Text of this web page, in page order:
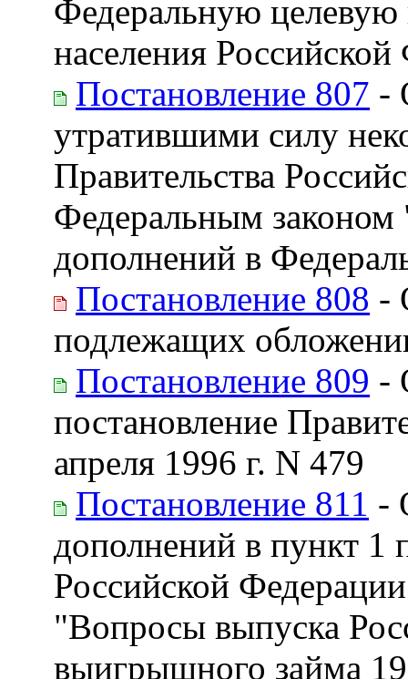
Федеральную целевую
населения
Постановление 807 -
утратившими силу
Правительства
Федеральным
дополнений в
Постановление 808 -
подлежащих
Постановление 809 -
постановление
апреля 1996 г. N 479
Постановление 811 -
дополнений в пункт 1
Российской
"Вопросы выпуска
выигрышного займа